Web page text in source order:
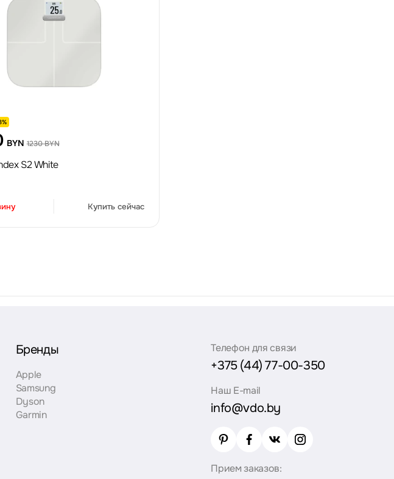
BYN 1230 BYN
S2 White
Купить сейчас
Бренды
Apple
Samsung
Dyson
Garmin
Телефон для связи
+375 (44) 77-00-350
Наш E-mail
info@vdo.by
Прием заказов: